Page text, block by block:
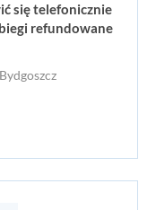
się telefonicznie
refundowane